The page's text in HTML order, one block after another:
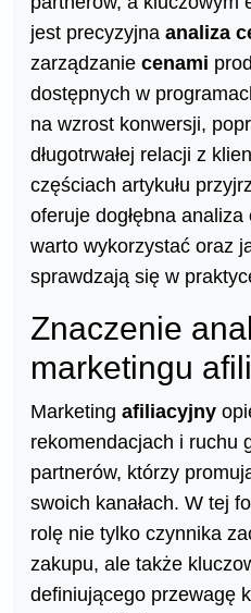
jest precyzyjna analiza
zarządzanie cenami
dostępnych w
na wzrost konwersji,
długotrwałej relacji z
częściach artykułu
oferuje dogłębna analiza
warto wykorzystać oraz
sprawdzają się w
Znaczenie
marketingu
Marketing afiliacyjny
rekomendacjach i ruchu
partnerów, którzy
swoich kanałach. W tej
rolę nie tylko czynnika
zakupu, ale także
definiującego przewagę